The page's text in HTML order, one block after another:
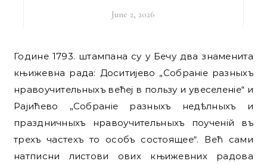
June 2, 2026
Године 1793. штампана су у Бечу два знаменита
књижевна рада: Доситијево „Собраніе разныхъ
нравоучительныхъ већеј в пользу и увеселеніе“ и
Рајићево „Собраніе разныхъ недѣлныхъ и
праздничныхъ нравоучительныхъ поученій въ
трехъ частехъ то особъ состоящее“. Већ сами
натписни листови ових књижевних радова